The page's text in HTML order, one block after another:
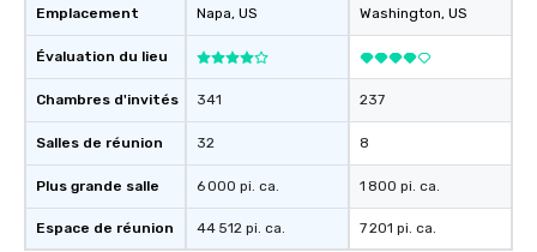
Emplacement
Évaluation du lieu
Chambres d'invités
Salles de réunion
Plus grande salle
Espace de réunion
Napa, US
341
32
6 000 pi. ca.
44 512 pi. ca.
Washington, US
237
8
1 800 pi. ca.
7 201 pi. ca.